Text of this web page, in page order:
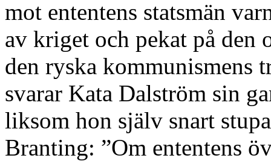
mot ententens statsmän
av kriget och pekat på
den ryska kommunismens
svarar Kata Dalström sin
liksom hon själv snart
Branting: ”Om ententens